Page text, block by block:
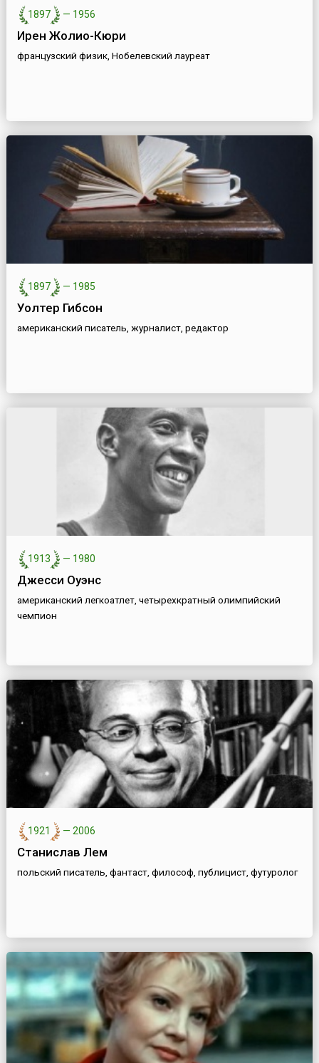
1897 — 1956
Ирен Жолио-Кюри
французский физик, Нобелевский лауреат
1897 — 1985
Уолтер Гибсон
американский писатель, журналист, редактор
1913 — 1980
Джесси Оуэнс
американский легкоатлет, четырехкратный олимпийский
чемпион
1921 — 2006
Станислав Лем
польский писатель, фантаст, философ, публицист, футуролог